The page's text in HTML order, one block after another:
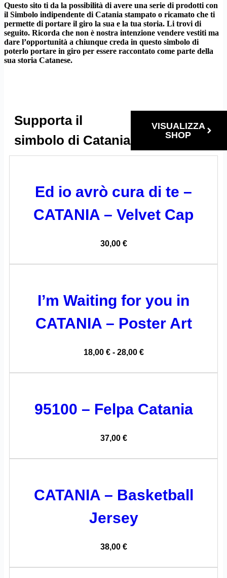
Questo sito ti da la possibilità di avere una serie di prodotti con
il Simbolo indipendente di Catania stampato o ricamato che ti
permette di portare il giro la sua e la tua storia. Li trovi di
seguito. Ricorda che non è nostra intenzione vendere vestiti ma
dare l’opportunità a chiunque creda in questo simbolo di
poterlo portare in giro per essere raccontato come parte della
sua storia Catanese.
Supporta il
simbolo di Catania
VISUALIZZA
SHOP
Ed io avrò cura di te –
CATANIA – Velvet Cap
30,00 €
I’m Waiting for you in
CATANIA – Poster Art
18,00 € - 28,00 €
95100 – Felpa Catania
37,00 €
CATANIA – Basketball
Jersey
38,00 €